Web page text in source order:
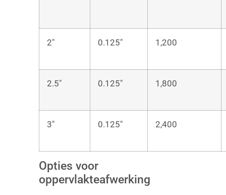
2″ 0.125″ 1,200
2.5″ 0.125″ 1,800
3″ 0.125″ 2,400
Opties voor
oppervlakteafwerking